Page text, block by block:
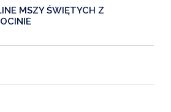
MSZY ŚWIĘTYCH Z